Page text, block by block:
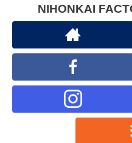
NIHONKAI